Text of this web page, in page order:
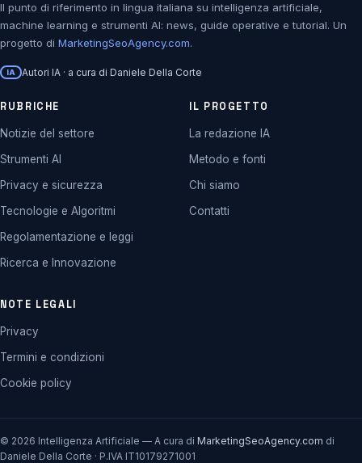
Il punto di riferimento in lingua italiana su intelligenza artificiale,
machine learning e strumenti AI: news, guide operative e tutorial. Un
progetto di MarketingSeoAgency.com.
IA Autori IA · a cura di Daniele Della Corte
RUBRICHE
Notizie del settore
Strumenti AI
Privacy e sicurezza
Tecnologie e Algoritmi
Regolamentazione e leggi
Ricerca e Innovazione
IL PROGETTO
La redazione IA
Metodo e fonti
Chi siamo
Contatti
NOTE LEGALI
Privacy
Termini e condizioni
Cookie policy
© 2026 Intelligenza Artificiale — A cura di MarketingSeoAgency.com di
Daniele Della Corte · P.IVA IT10179271001